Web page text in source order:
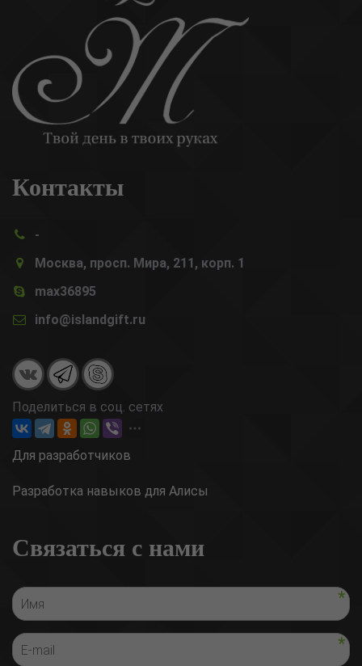
Контакты
-
Москва, просп. Мира, 211, корп. 1
max36895
info@islandgift.ru
Поделиться в соц. сетях
Для разработчиков
Разработка навыков для Алисы
Связаться с нами